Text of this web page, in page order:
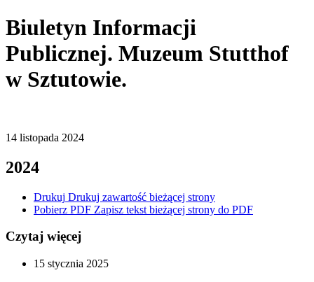
Biuletyn Informacji
Publicznej. Muzeum Stutthof
w Sztutowie.
14 listopada 2024
2024
Drukuj Drukuj zawartość bieżącej strony
Pobierz PDF Zapisz tekst bieżącej strony do PDF
Czytaj więcej
15 stycznia 2025